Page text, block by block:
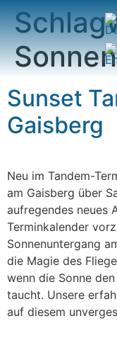
Sunset
Gaisberg
Neu im Tandem-
am Gaisberg über
aufregendes neues
Terminkalender
Sonnenuntergang
die Magie des
wenn die Sonne
taucht. Unsere
auf diesem